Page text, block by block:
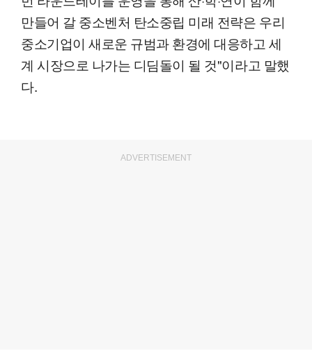
만들어 갈 중소벤처 탄소중립 미래 전략은 우리
중소기업이 새로운 규범과 환경에 대응하고 세
계 시장으로 나가는 디딤돌이 될 것"이라고 말했
다.
ADVERTISEMENT